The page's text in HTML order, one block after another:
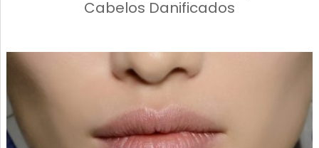
Cabelos Danificados